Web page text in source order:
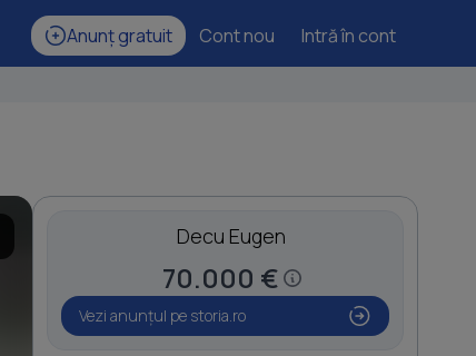
Anunț gratuit Cont nou Intră în cont
Decu Eugen
70.000 €
Vezi anunțul pe storia.ro